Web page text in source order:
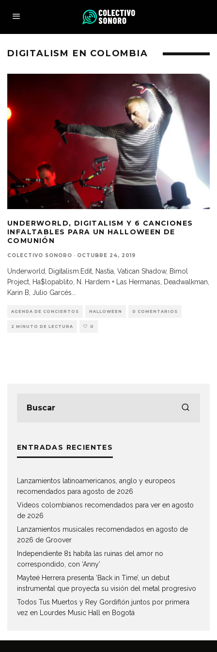
DIGITALISM EN COLOMBIA
UNDERWORLD, DIGITALISM Y 6 CANCIONES
INFALTABLES PARA UN HALLOWEEN DE
COMUNIÓN
COLECTIVO SONORO · OCTUBRE 24, 2019
Underworld, Digitalism.Edit, Nastia, Vatican Shadow, Bimol
Project, Ha$lopablito, N. Hardem + Las Hermanas, Deadwalkman,
Karin B, Julio Garcés
AGENDA DE CONCIERTOS HALLOWEEN 0 COMENTARIOS
2 MINUTO DE LECTURA 0
ENTRADAS RECIENTES
Lanzamientos latinoamericanos, anglo y europeos
recomendados para agosto de 2026
Videos colombianos recomendados para ver en agosto
de 2026
Lanzamientos musicales recomendados en agosto de
2026 de Groover
Independiente 81 habita las ruinas del amor no
correspondido, con ‘Anny’
Mayteé Herrera presenta ‘Back in Time’, un debut
instrumental que proyecta su visión del metal progresivo
Todos Tus Muertos y Rey Gordiflón juntos por primera
vez en Lourdes Music Hall en Bogotá